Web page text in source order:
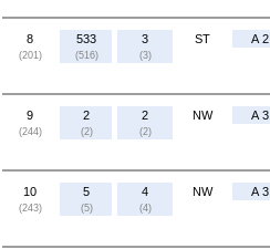
8
(201)
533
(516)
3
(3)
ST A 2
9
(244)
2
(2)
2
(2)
NW A 3
10
(243)
5
(5)
4
(4)
NW A 3